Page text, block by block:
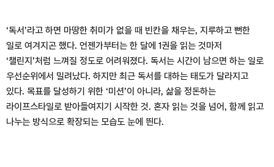
‘독서’라고 하면 마땅한 취미가 없을 때 빈칸을 채우는, 지루하고 뻔한
일로 여겨지곤 했다. 언젠가부터는 한 달에 1권을 읽는 것마저
‘챌린지’처럼 느껴질 정도로 어려워졌다. 독서는 시간이 남으면 하는 일로
우선순위에서 밀려났다. 하지만 최근 독서를 대하는 태도가 달라지고
있다. 목표를 달성하기 위한 ‘미션’이 아니라, 삶을 정돈하는
라이프스타일로 받아들여지기 시작한 것. 혼자 읽는 것을 넘어, 함께 읽고
나누는 방식으로 확장되는 모습도 눈에 띈다.